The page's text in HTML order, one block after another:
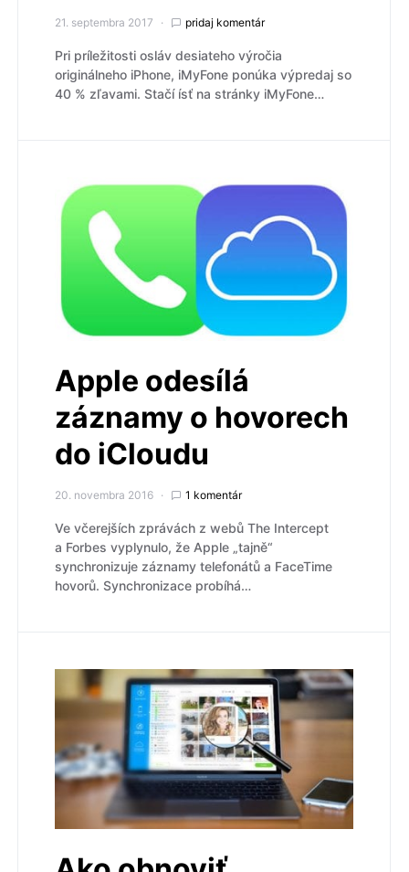
21. septembra 2017 pridaj komentár
Pri príležitosti osláv desiateho výročia
originálneho iPhone, iMyFone ponúka výpredaj so
40 % zľavami. Stačí ísť na stránky iMyFone…
Apple odesílá
záznamy o hovorech
do iCloudu
20. novembra 2016 1 komentár
Ve včerejších zprávách z webů The Intercept
a Forbes vyplynulo, že Apple „tajně“
synchronizuje záznamy telefonátů a FaceTime
hovorů. Synchronizace probíhá…